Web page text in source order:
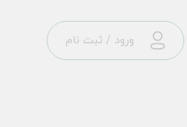
ورود / ثبت نام